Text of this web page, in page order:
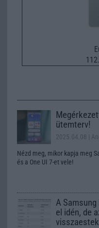
ütemterv!
2025.04.08 |
Nézd meg, mikor kapja meg
és a One UI 7-et vele!
A
el idén, de
visszaestek